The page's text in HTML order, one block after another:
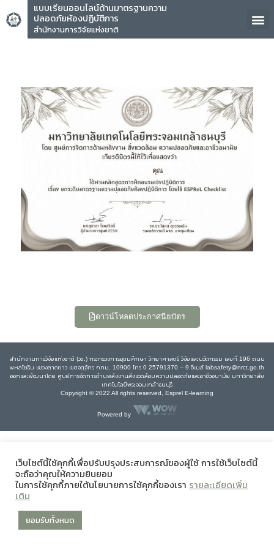
แบบเรียนออนไลน์ด้านมาตรฐานความ
ปลอดภัยห้องปฏิบัติการ
สำนักงานการวิจัยแห่งชาติ
คุณ
ดาวน์โหลดประกาศนียบัตร
สำนักงานการวิจัยแห่งชาติ (วช.) กระทรวงการอุดมศึกษา วิทยาศาสตร์ วิจัยและนวัตกรรม เลขที่ 196 ถนน
พหลโยธิน แขวงลาดยาว เขตจตุจักร กทม. 10900 โทร 0 25791370 – 9 อีเมล์ labsafety@nrct.go.th
ออกและพัฒนาโดย ศูนย์การจัดการด้านพลังงานสิ่งแวดล้อมความปลอดภัยและอาชีวอนามัย มหาวิทยาลัย
เทคโนโลยีพระจอมเกล้าธนบุรี
Copyright © 2022 All rights reserved, Esprel E-learning
Powered by
เว็บไซต์นี้ใช้คุกกี้เพื่อปรับปรุงประสบการณ์ของผู้ใช้ การใช้เว็บไซต์นี้
จะถือว่าคุณให้ความยินยอม
ในการใช้คุกกี้ภายใต้นโยบายการใช้คุกกี้ของเรา รายละเอียดเพิ่ม
เติม
ยอมรับทั้งหมด